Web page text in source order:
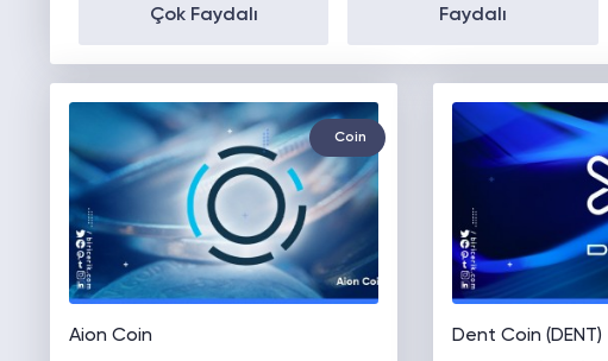
Çok Faydalı Faydalı
Coin
Aion Coin Dent Coin (DENT)